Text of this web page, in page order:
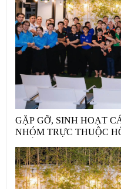
GẶP GỠ, SINH HOẠT
NHÓM TRỰC THUỘC